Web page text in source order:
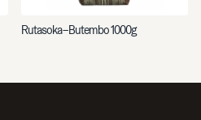
Rutasoka – Butembo 1000g